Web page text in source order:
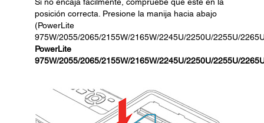
posición correcta. Presione la manija hacia abajo
(PowerLite
975W/2055/2065/2155W/2165W/2245U/2250U/2255U/
PowerLite
975W/2055/2065/2155W/2165W/2245U/2250U/2255U/